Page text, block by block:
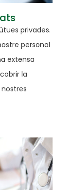
privades.
personal
extensa
la